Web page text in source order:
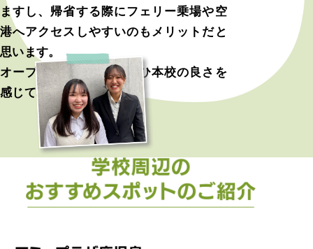
ますし、帰省する際にフェリー乗場や空
港へアクセスしやすいのもメリットだと
思います。
オープンキャンパスでぜひ本校の良さを
感じてみてください。